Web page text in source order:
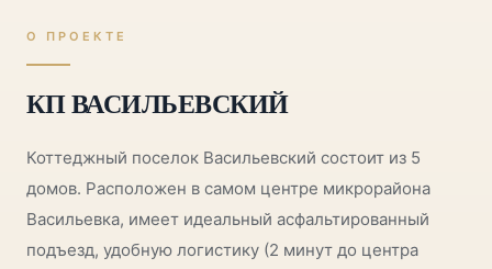
О ПРОЕКТЕ
КП ВАСИЛЬЕВСКИЙ
Коттеджный поселок Васильевский состоит из 5
домов. Расположен в самом центре микрорайона
Васильевка, имеет идеальный асфальтированный
подъезд, удобную логистику (2 минут до центра